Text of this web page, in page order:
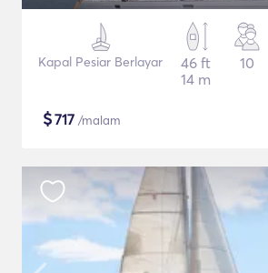
Kapal Pesiar Berlayar
46 ft
14 m
10
$717 /malam